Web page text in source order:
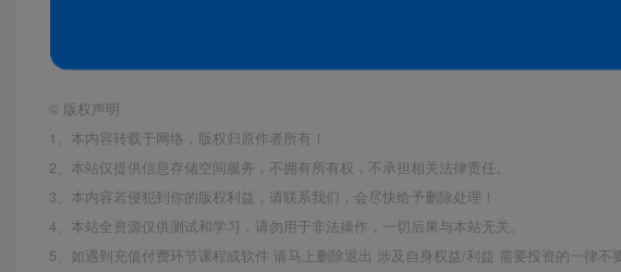
© 版权声明
1、本内容转载于网络，版权归原作者所有！
2、本站仅提供信息存储空间服务，不拥有所有权，不承担相关法律责任。
3、本内容若侵犯到你的版权利益，请联系我们，会尽快给予删除处理！
4、本站全资源仅供测试和学习，请勿用于非法操作，一切后果与本站无关。
5、如遇到充值付费环节课程或软件 请马上删除退出 涉及自身权益/利益 需要投资的一律不